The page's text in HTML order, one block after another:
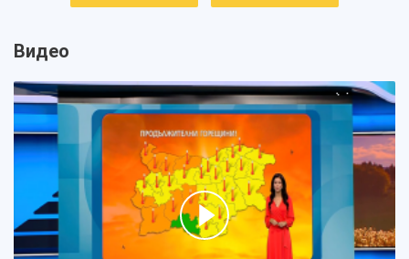
Видео